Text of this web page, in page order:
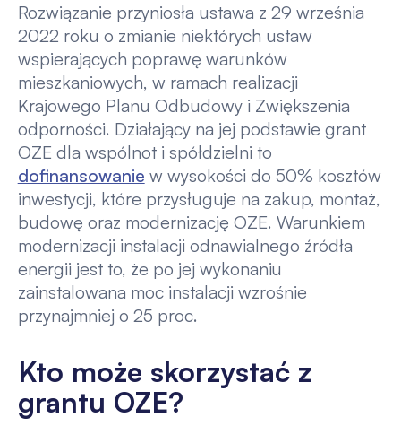
Rozwiązanie przyniosła ustawa z 29 września
2022 roku o zmianie niektórych ustaw
wspierających poprawę warunków
mieszkaniowych, w ramach realizacji
Krajowego Planu Odbudowy i Zwiększenia
odporności. Działający na jej podstawie grant
OZE dla wspólnot i spółdzielni to
dofinansowanie w wysokości do 50% kosztów
inwestycji, które przysługuje na zakup, montaż,
budowę oraz modernizację OZE. Warunkiem
modernizacji instalacji odnawialnego źródła
energii jest to, że po jej wykonaniu
zainstalowana moc instalacji wzrośnie
przynajmniej o 25 proc.
Kto może skorzystać z
grantu OZE?